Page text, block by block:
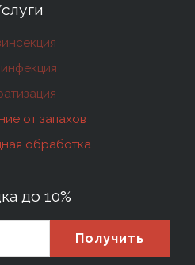
от запахов
обработка
до 10%
Получить